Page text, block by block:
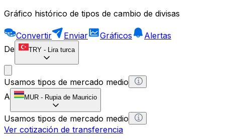
Gráfico histórico de tipos de cambio de divisas
Convertir Enviar Gráficos
Alertas
De
TRY - Lira turca
Usamos tipos de mercado medio
A
MUR - Rupia de Mauricio
Usamos tipos de mercado medio
Ver cotización de transferencia